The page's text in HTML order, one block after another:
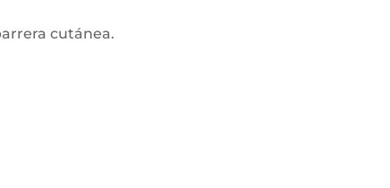
cutánea.